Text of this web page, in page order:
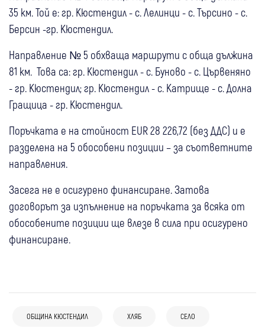
35 км. Той е: гр. Кюстендил - с. Лелинци - с. Търсино - с.
Берсин -гр. Кюстендил.
Направление № 5 обхваща маршрути с обща дължина
81 км. Това са:гр. Кюстендил - с. Буново - с. Цървеняно
- гр. Кюстендил; гр. Кюстендил - с. Катрище - с. Долна
Гращица - гр. Кюстендил.
Поръчката е на стойност EUR 28 226,72 (без ДДС) и е
разделена на 5 обособени позиции – за съответните
направления.
Засега не е осигурено финансиране. Затова
договорът за изпълнение на поръчката за всяка от
обособените позиции ще влезе в сила при осигурено
финансиране.
ОБЩИНА КЮСТЕНДИЛ ХЛЯБ СЕЛО